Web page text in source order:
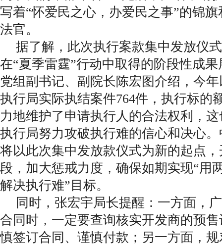
写着“怀爱民之心，办爱民之事”的锦
法官。
据了解，此次执行案款集中发放仪
在“夏季雷霆”行动中取得的阶段性成
党组副书记、副院长陈宏图介绍，今
执行局实际执结案件764件，执行标的
力地维护了申请执行人的合法权利，
执行局努力攻破执行难的信心和决心
将以此次集中发放款仪式为新的起点
段，加大惩戒力度，确保如期实现“用
解决执行难”目标。
同时，张宏宇局长提醒：一方面，
合同时，一定要查询核实开发商的预
慎签订合同、谨慎付款；另一方面，